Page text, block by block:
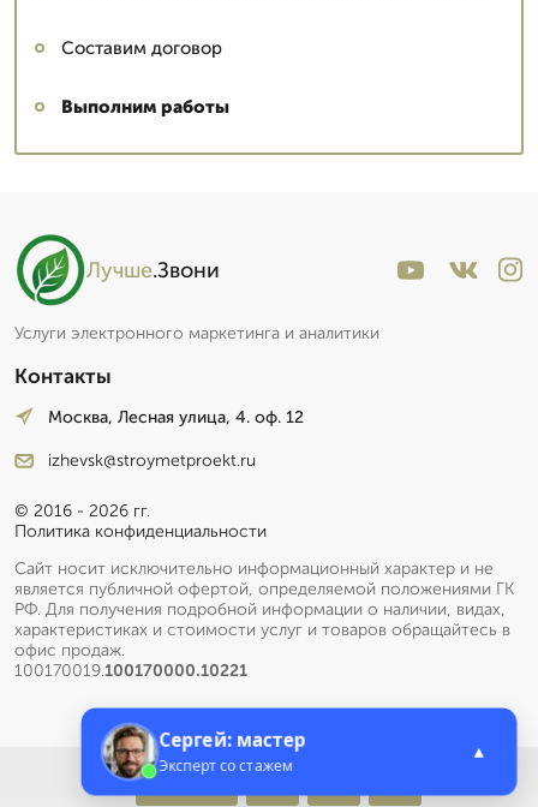
Составим договор
Выполним работы
Лучше.Звони
Услуги электронного маркетинга и аналитики
Контакты
Москва, Лесная улица, 4. оф. 12
izhevsk@stroymetproekt.ru
© 2016 - 2026 гг.
Политика конфиденциальности
Сайт носит исключительно информационный характер и не
является публичной офертой, определяемой положениями ГК
РФ. Для получения подробной информации о наличии, видах,
характеристиках и стоимости услуг и товаров обращайтесь в
офис продаж.
100170019.100170000.10221
Меню
Сергей: мастер
Эксперт со стажем
▲